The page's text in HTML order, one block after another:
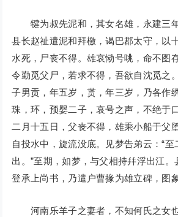
犍为叔先泥和，其女名雄，永建三年
县长赵祉遣泥和拜檄，谒巴郡太守，以
水死，尸丧不得。雄哀恸号咷，命不图
令勤觅父尸，若求不得，吾欲自沈觅之
子男贡，年五岁，贳，年三岁，乃各作
珠，环，预婴二子，哀号之声，不绝于
二月十五日，父丧不得，雄乘小船于父
自投水中，旋流没底。见梦告弟云：“
出。”至期，如梦，与父相持幷浮出江
登承上尚书，乃遣户曹掾为雄立碑，图
河南乐羊子之妻者，不知何氏之女